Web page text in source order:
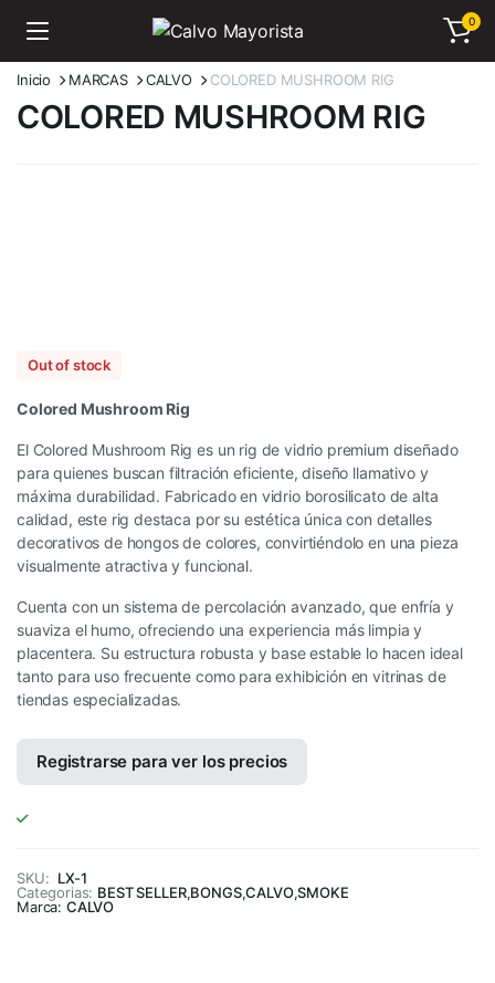
0
Inicio MARCAS CALVO COLORED MUSHROOM RIG
COLORED MUSHROOM RIG
Out of stock
Colored Mushroom Rig
El Colored Mushroom Rig es un rig de vidrio premium diseñado
para quienes buscan filtración eficiente, diseño llamativo y
máxima durabilidad. Fabricado en vidrio borosilicato de alta
calidad, este rig destaca por su estética única con detalles
decorativos de hongos de colores, convirtiéndolo en una pieza
visualmente atractiva y funcional.
Cuenta con un sistema de percolación avanzado, que enfría y
suaviza el humo, ofreciendo una experiencia más limpia y
placentera. Su estructura robusta y base estable lo hacen ideal
tanto para uso frecuente como para exhibición en vitrinas de
tiendas especializadas.
Registrarse para ver los precios
SKU: LX-1
Categorias: BEST SELLER,BONGS,CALVO,SMOKE
Marca: CALVO